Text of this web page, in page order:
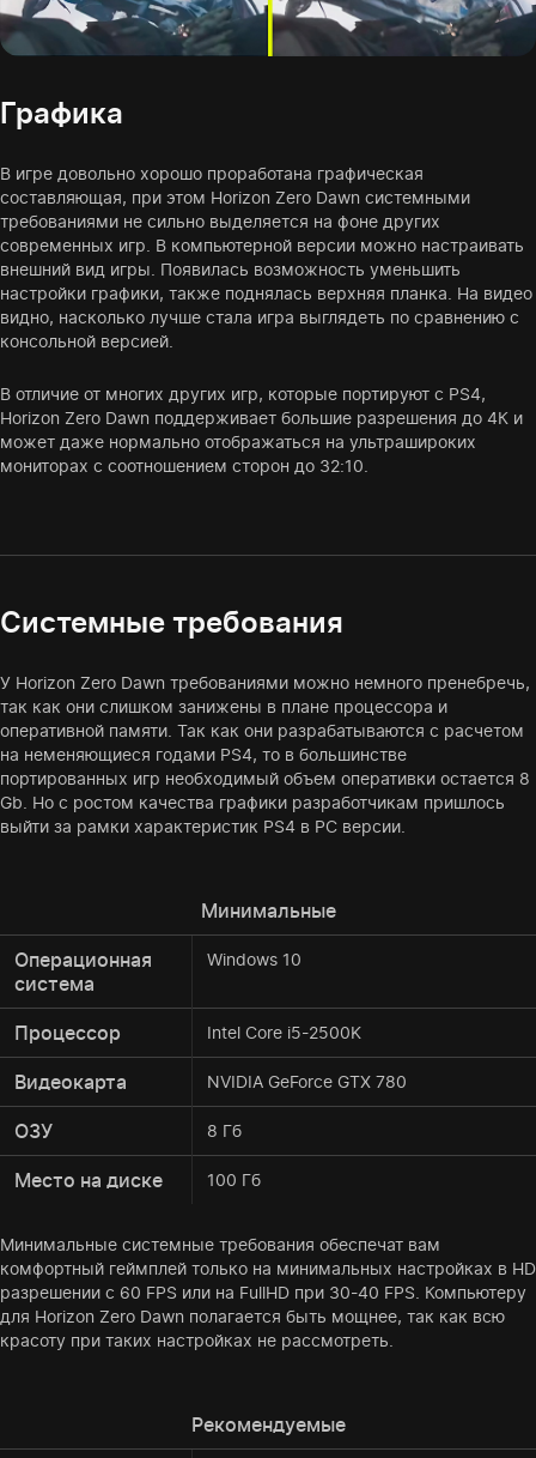
Графика
В игре довольно хорошо проработана графическая
составляющая, при этом Horizon Zero Dawn системными
требованиями не сильно выделяется на фоне других
современных игр. В компьютерной версии можно настраивать
внешний вид игры. Появилась возможность уменьшить
настройки графики, также поднялась верхняя планка. На видео
видно, насколько лучше стала игра выглядеть по сравнению с
консольной версией.
В отличие от многих других игр, которые портируют с PS4,
Horizon Zero Dawn поддерживает большие разрешения до 4К и
может даже нормально отображаться на ультрашироких
мониторах с соотношением сторон до 32:10.
Системные требования
У Horizon Zero Dawn требованиями можно немного пренебречь,
так как они слишком занижены в плане процессора и
оперативной памяти. Так как они разрабатываются с расчетом
на неменяющиеся годами PS4, то в большинстве
портированных игр необходимый объем оперативки остается 8
Gb. Но с ростом качества графики разработчикам пришлось
выйти за рамки характеристик PS4 в PC версии.
Минимальные
Операционная
система
Windows 10
Процессор Intel Core i5-2500K
Видеокарта NVIDIA GeForce GTX 780
ОЗУ 8 Гб
Место на диске 100 Гб
Минимальные системные требования обеспечат вам
комфортный геймплей только на минимальных настройках в HD
разрешении с 60 FPS или на FullHD при 30-40 FPS. Компьютеру
для Horizon Zero Dawn полагается быть мощнее, так как всю
красоту при таких настройках не рассмотреть.
Рекомендуемые